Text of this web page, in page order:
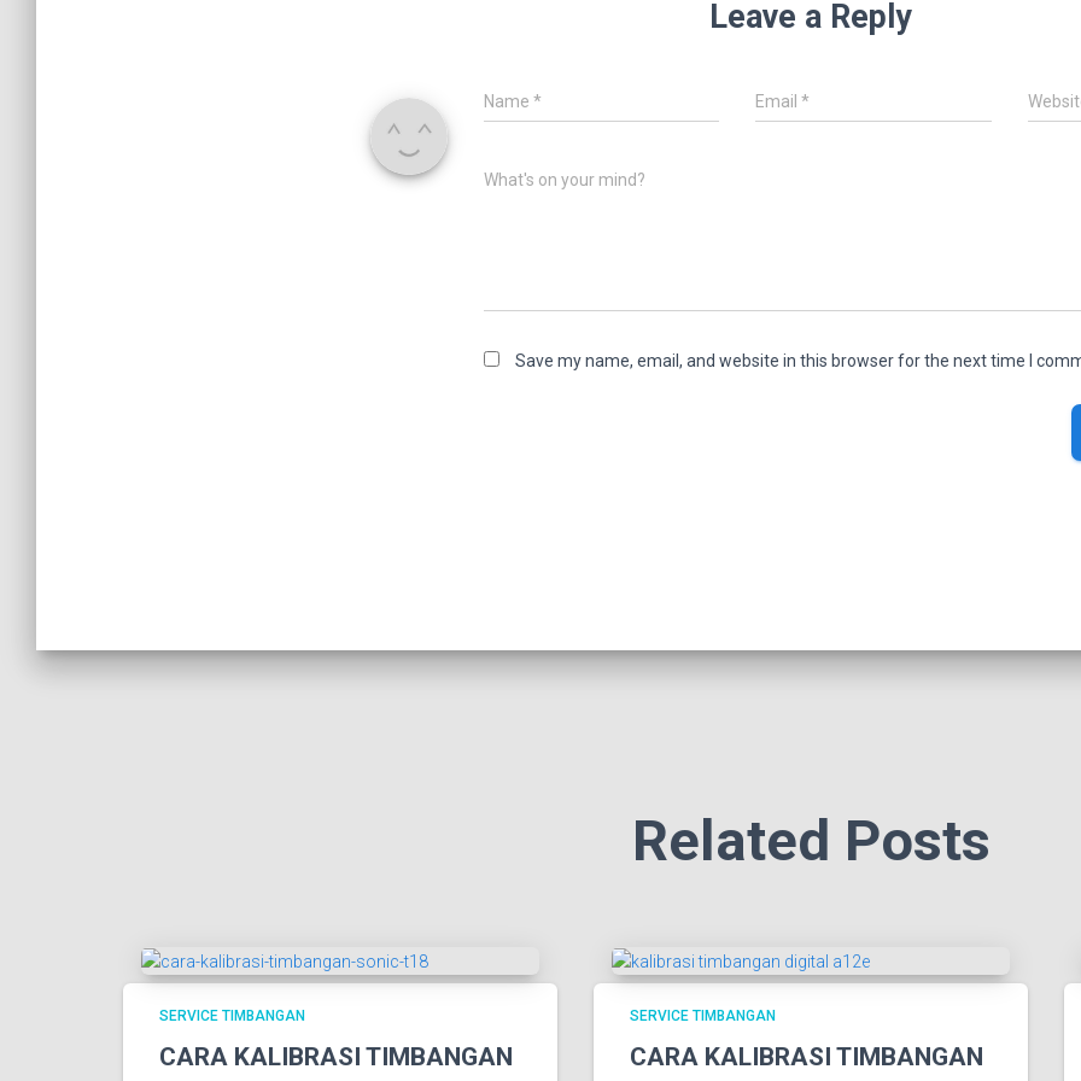
Leave a Reply
Name * Email*
What's on your mind?
Save my name, email, and website in this browser for the next time I
Related Posts
SERVICE TIMBANGAN
CARA KALIBRASI TIMBANGAN
SERVICE TIMBANGAN
CARA KALIBRASI TIMBANGAN